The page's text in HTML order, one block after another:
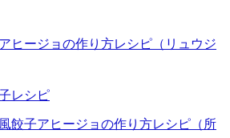
ヒージョの作り方レシピ（リュウジ
レシピ
餃子アヒージョの作り方レシピ（所